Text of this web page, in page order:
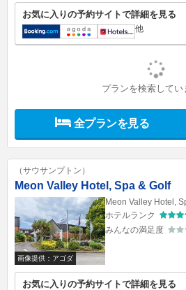
お気に入りの予約サイトで詳細を見る
他
プランを検索して
全プランを見る
（サウサンプトン）
Meon Valley Hotel, Spa & Golf
画像提供：アゴダ
Meon Valley Hotel,
ホテルランク
みんなの満足度
お気に入りの予約サイトで詳細を見る